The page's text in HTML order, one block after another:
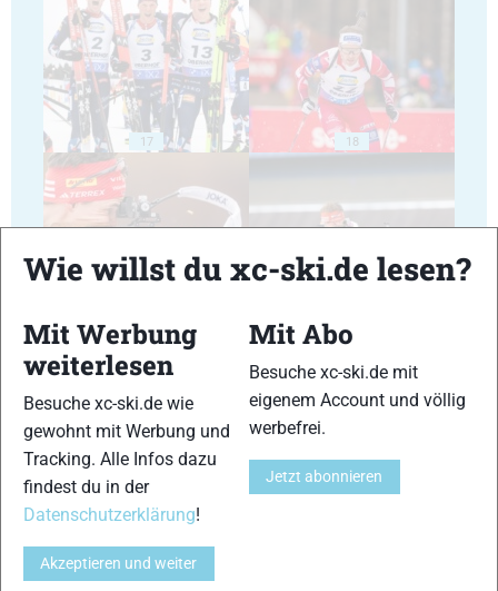
17 18
21 22
Wie willst du xc-ski.de lesen?
Mit Werbung
weiterlesen
Besuche xc-ski.de wie
gewohnt mit Werbung und
Tracking. Alle Infos dazu
findest du in der
Datenschutzerklärung!
Akzeptieren und weiter
Mit Abo
Besuche xc-ski.de mit
eigenem Account und völlig
werbefrei.
Jetzt abonnieren